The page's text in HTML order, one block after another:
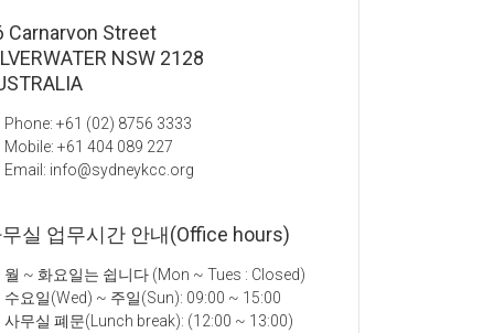
Carnarvon Street
NSW 2128
Phone: +61 (02) 8756 3333
Mobile: +61 404 089 227
Email: info@sydneykcc.org
실 업무시간 안내(Office hours)
월 ~ 화요일는 쉽니다 (Mon ~ Tues : Closed)
수요일(Wed) ~ 주일(Sun): 09:00 ~ 15:00
사무실 폐문(Lunch break): (12:00 ~ 13:00)